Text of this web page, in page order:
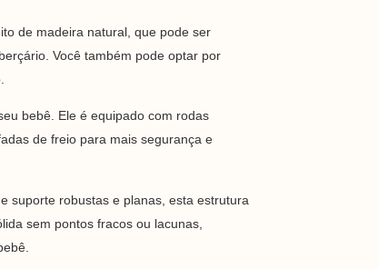
de madeira natural, que pode ser
Você também pode optar por
bebê. Ele é equipado com rodas
de freio para mais segurança e
suporte robustas e planas, esta estrutura
sem pontos fracos ou lacunas,